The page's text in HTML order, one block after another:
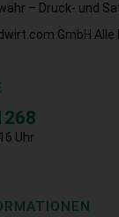
– Druck- und
GmbH
Uhr